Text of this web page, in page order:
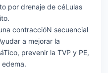
por drenaje de céLulas
contraccióN secuencial
a mejorar la
prevenir la TVP y PE,